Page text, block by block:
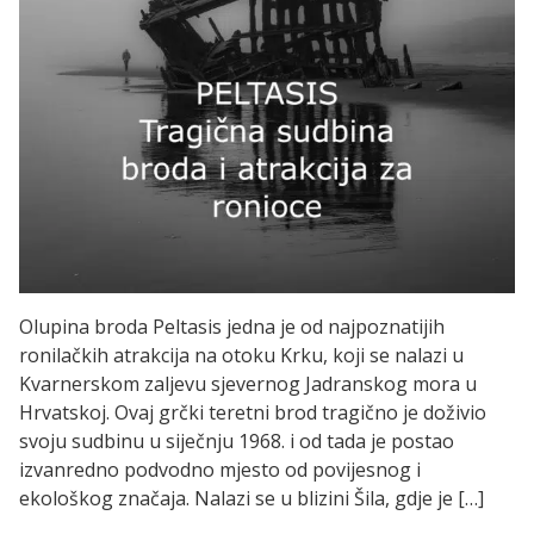
Olupina broda Peltasis jedna je od najpoznatijih
ronilačkih atrakcija na otoku Krku, koji se nalazi u
Kvarnerskom zaljevu sjevernog Jadranskog mora u
Hrvatskoj. Ovaj grčki teretni brod tragično je doživio
svoju sudbinu u siječnju 1968. i od tada je postao
izvanredno podvodno mjesto od povijesnog i
ekološkog značaja. Nalazi se u blizini Šila, gdje je […]